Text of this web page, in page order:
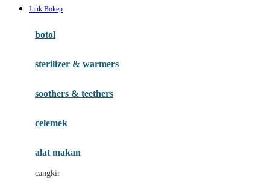
Havaianas
Hybrid
I
Inlacta DHA
Ivenet
Link Bokep
botol
sterilizer & warmers
soothers & teethers
celemek
alat makan
cangkir